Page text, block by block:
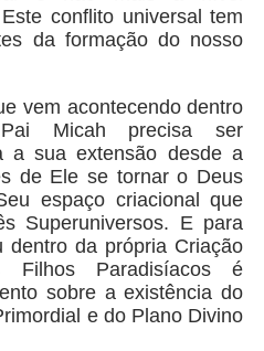
conflito universal tem
da formação do nosso
vem acontecendo dentro
Micah precisa ser
a sua extensão desde a
de Ele se tornar o Deus
espaço criacional que
Superuniversos. E para
dentro da própria Criação
Filhos Paradisíacos é
sobre a existência do
e do Plano Divino